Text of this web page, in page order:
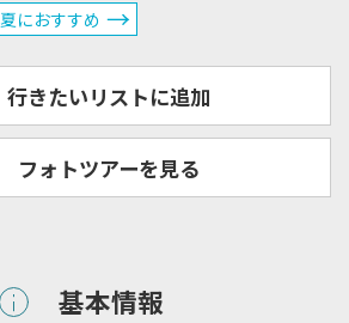
夏におすすめ
行きたいリストに追加
フォトツアーを見る
基本情報